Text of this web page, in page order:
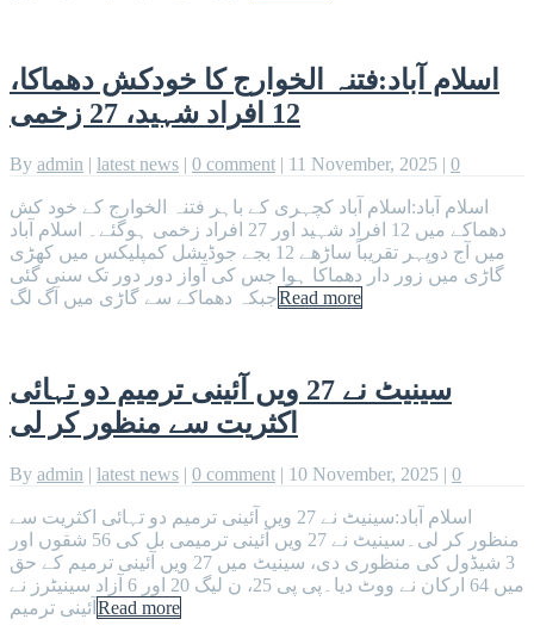
اسلام آباد:فتنہ الخوارج کا خودکش دھماکا،
12 افراد شہید، 27 زخمی
By admin | latest news | 0 comment | 11 November, 2025 | 0
اسلام آباد:اسلام آباد کچہری کے باہر فتنہ الخوارج کے خود کش
دھماکے میں 12 افراد شہید اور 27 افراد زخمی ہوگئے۔ اسلام آباد
میں آج دوپہر تقریباً ساڑھے 12 بجے جوڈیشل کمپلیکس میں کھڑی
گاڑی میں زور دار دھماکا ہوا جس کی آواز دور دور تک سنی گئی
جبکہ دھماکے سے گاڑی میں آگ لگRead more
سینیٹ نے 27 ویں آئینی ترمیم دو تہائی
اکثریت سے منظور کر لی
By admin | latest news | 0 comment | 10 November, 2025 | 0
اسلام آباد:سینیٹ نے 27 ویں آئینی ترمیم دو تہائی اکثریت سے
منظور کر لی۔سینیٹ نے 27 ویں آئینی ترمیمی بل کی 56 شقوں اور
3 شیڈول کی منظوری دی، سینیٹ میں 27 ویں آئینی ترمیم کے حق
میں 64 ارکان نے ووٹ دیا۔پی پی 25، ن لیگ 20 اور 6 آزاد سینیٹرز نے
آئینی ترمیم Read more